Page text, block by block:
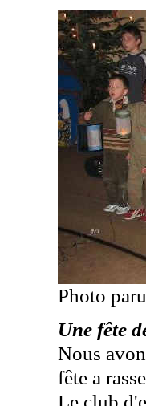
Photo
Une fête
Nous
fête a
Le club